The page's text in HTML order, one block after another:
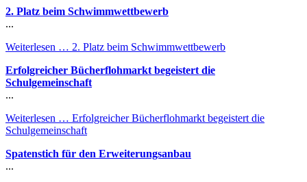
2. Platz beim Schwimmwettbewerb
...
Weiterlesen … 2. Platz beim Schwimmwettbewerb
Erfolgreicher Bücherflohmarkt begeistert die
Schulgemeinschaft
...
Weiterlesen … Erfolgreicher Bücherflohmarkt begeistert die
Schulgemeinschaft
Spatenstich für den Erweiterungsanbau
...